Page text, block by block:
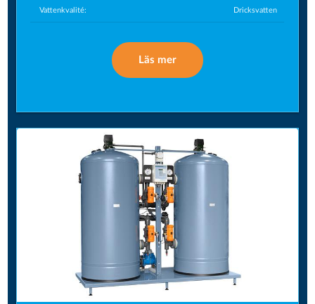
Vattenkvalité: Dricksvatten
Läs mer